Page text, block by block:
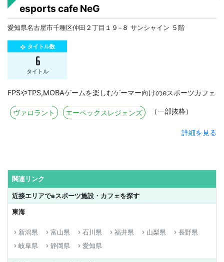
esports cafe NeG
愛知県名古屋市千種区仲田２丁目１９−８ サンシャイン ５階
gamepad タイトル数
6
タイトル
FPSやTPS,MOBAゲームを楽しむゲーマー向けのeスポーツカフェ
ヴァロラント エーペックスレジェンズ （一部抜粋）
詳細を見る
関連リンク
近接エリアでeスポーツ施設・カフェを探す
東海
keyboard_arrow_right 新潟県 keyboard_arrow_right 富山県 keyboard_arrow_right 石川県 keyboard_arrow_right 福井県 keyboard_arrow_right 山梨県 keyboard_arrow_right 長野県
keyboard_arrow_right 岐阜県 keyboard_arrow_right 静岡県 keyboard_arrow_right 愛知県